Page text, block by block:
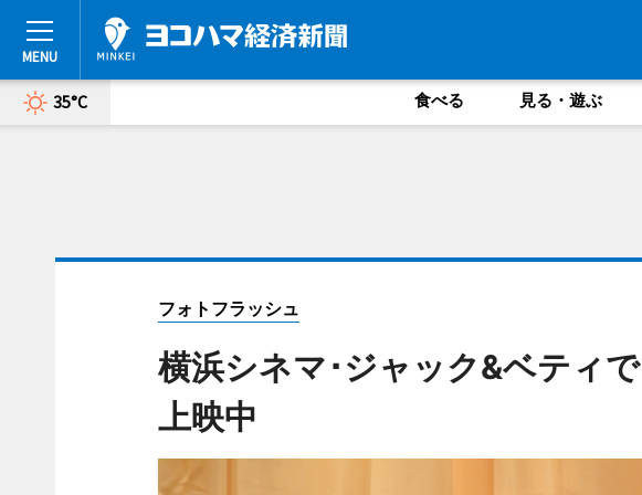
35°C 食べる 見る・遊ぶ
フォトフラッシュ
横浜シネマ･ジャック&ベティ
上映中